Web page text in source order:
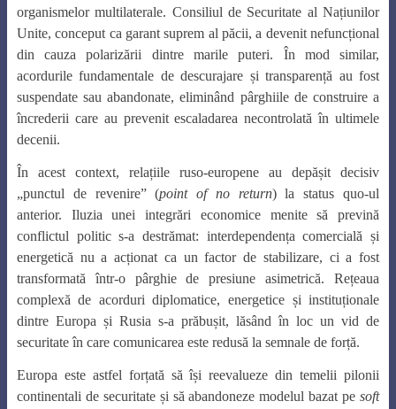
organismelor multilaterale. Consiliul de Securitate al Națiunilor
Unite, conceput ca garant suprem al păcii, a devenit nefuncțional
din cauza polarizării dintre marile puteri. În mod similar,
acordurile fundamentale de descurajare și transparență au fost
suspendate sau abandonate, eliminând pârghiile de construire a
încrederii care au prevenit escaladarea necontrolată în ultimele
decenii.
În acest context, relațiile ruso-europene au depășit decisiv
„punctul de revenire” (point of no return) la status quo-ul
anterior. Iluzia unei integrări economice menite să prevină
conflictul politic s-a destrămat: interdependența comercială și
energetică nu a acționat ca un factor de stabilizare, ci a fost
transformată într-o pârghie de presiune asimetrică. Rețeaua
complexă de acorduri diplomatice, energetice și instituționale
dintre Europa și Rusia s-a prăbușit, lăsând în loc un vid de
securitate în care comunicarea este redusă la semnale de forță.
Europa este astfel forțată să își reevalueze din temelii pilonii
continentali de securitate și să abandoneze modelul bazat pesoft